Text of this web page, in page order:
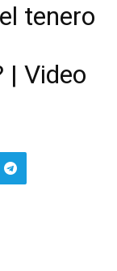
tenero
| Video